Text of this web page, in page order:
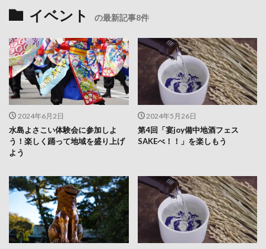
イベント の最新記事8件
2024年6月2日
水島よさこい体験会に参加しよ
う！楽しく踊って地域を盛り上げ
よう
2024年5月26日
第4回「宴joy備中地酒フェス
SAKEべ！！」を楽しもう